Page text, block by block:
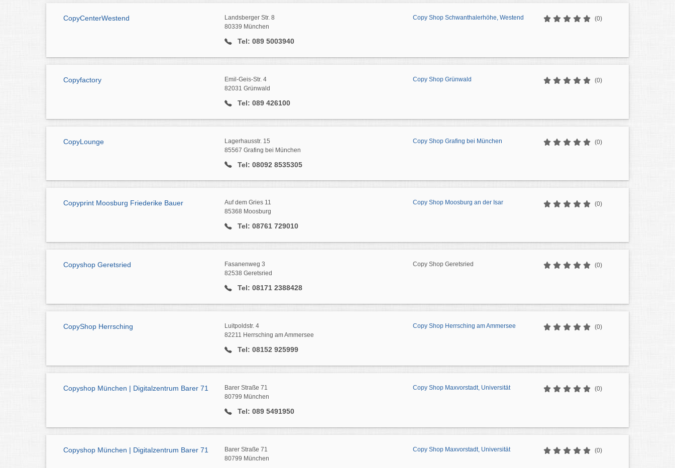
CopyCenterWestend
Landsberger Str. 8
80339 München
Tel: 089 5003940
Copy Shop Schwanthalerhöhe, Westend (0)
Copyfactory
Emil-Geis-Str. 4
82031 Grünwald
Tel: 089 426100
Copy Shop Grünwald (0)
CopyLounge
Lagerhausstr. 15
85567 Grafing bei München
Tel: 08092 8535305
Copy Shop Grafing bei München (0)
Copyprint Moosburg Friederike Bauer
Auf dem Gries 11
85368 Moosburg
Tel: 08761 729010
Copy Shop Moosburg an der Isar (0)
Copyshop Geretsried
Fasanenweg 3
82538 Geretsried
Tel: 08171 2388428
Copy Shop Geretsried (0)
CopyShop Herrsching
Luitpoldstr. 4
82211 Herrsching am Ammersee
Tel: 08152 925999
Copy Shop Herrsching am Ammersee (0)
Copyshop München | Digitalzentrum Barer 71
Barer Straße 71
80799 München
Tel: 089 5491950
Copy Shop Maxvorstadt, Universität (0)
Copyshop München | Digitalzentrum Barer 71
Barer Straße 71
80799 München
Copy Shop Maxvorstadt, Universität (0)